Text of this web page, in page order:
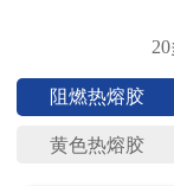
阻燃热熔
黄色热熔